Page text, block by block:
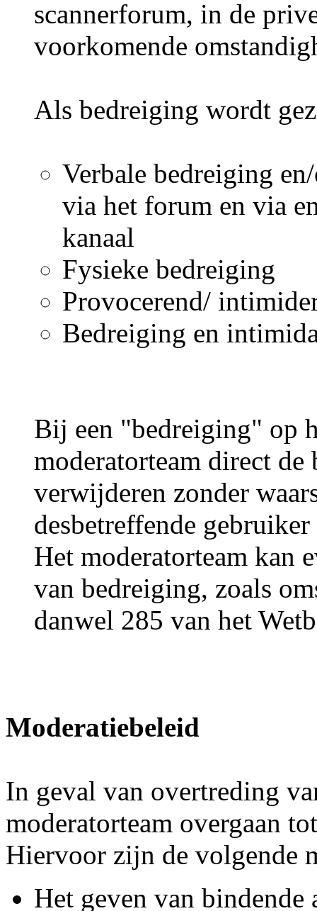
scannerforum, in de
voorkomende
Als bedreiging wordt
Verbale bedreiging
via het forum en via
kanaal
Fysieke bedreiging
Provocerend/
Bedreiging en
Bij een "bedreiging" op
moderatorteam direct
verwijderen zonder
desbetreffende
Het moderatorteam kan
van bedreiging, zoals
danwel 285 van het
Moderatiebeleid
In geval van overtreding
moderatorteam overgaan
Hiervoor zijn de volgende
Het geven van